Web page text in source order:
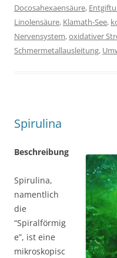
Docosahexaensäure,
Linolensäure, Klamath-See,
Nervensystem,oxidativer
Schmermetallausleitung,
Spirulina
Beschreibung
Spirulina,
namentlich
die
“Spiralförmig
e”, ist eine
mikroskopisc